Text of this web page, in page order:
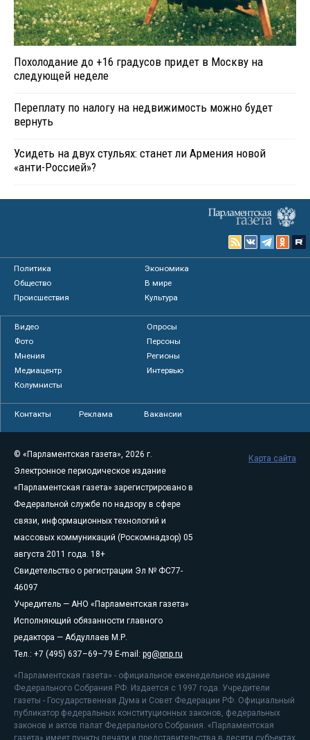
Похолодание до +16 градусов придет в Москву на
следующей неделе
Переплату по налогу на недвижимость можно будет
вернуть
Усидеть на двух стульях: станет ли Армения новой
«анти-Россией»?
Политика
Экономика
Общество
В мире
Происшествия
Культура
Видео
Опросы
Фото
Персоны
Мнения
Регионы
Медиацентр
Интервью
Колумнисты
Контакты Реклама Вакансии
© «Парламентская газета», 2026 г.
Электронное периодическое издание
«Парламентская газета» зарегистрировано в
Федеральной службе по надзору в сфере
связи, информационных технологий и
массовых коммуникаций (Роскомнадзор) 05
августа 2011 года. 18+
Свидетельство о регистрации Эл № ФС77-
46097
Учредитель — АНО «Парламентская газета»
Исполняющий обязанности главного
редактора — Абдуллаев М.Р.
Тел.: +7 (495) 637–69–79 E-mail: pg@pnp.ru
«Парламентская газета» - официальное еженедельное издание
Федерального Собрания РФ. Издается с 1997 года. Учредители
газеты - Государственная Дума и Совет Федерации РФ. Официальный
публикатор федеральных конституционных законов, федеральных
законов и актов палат Федерального Собрания. «Парламентская
газета» имеет пункты печати и представительства в десяти субъектах
Карта сайта